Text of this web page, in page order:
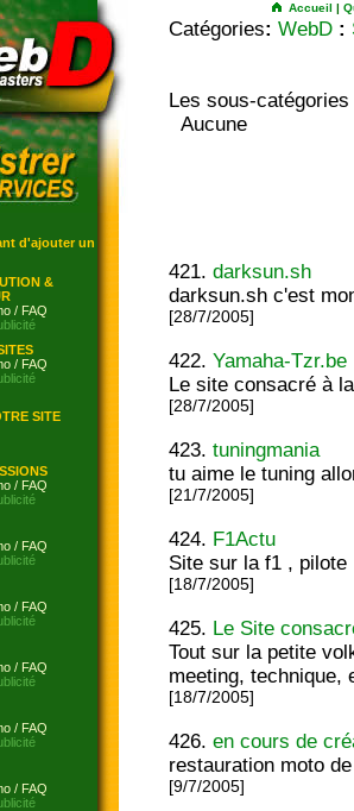
d'ajouter un
&
/ FAQ
/ FAQ
SITE
/ FAQ
/ FAQ
/ FAQ
/ FAQ
/ FAQ
/ FAQ
Accueil |
Catégories: WebD :
Les sous-catégories
Aucune
421.darksun.sh
darksun.sh c'est
[28/7/2005]
422.Yamaha-Tzr.be
Le site consacré à
[28/7/2005]
423.tuningmania
tu aime le tuning
[21/7/2005]
424. F1Actu
Site sur la f1 ,
[18/7/2005]
425. Le Site
Tout sur la petite
meeting, technique,
[18/7/2005]
426.en cours de
restauration moto
[9/7/2005]